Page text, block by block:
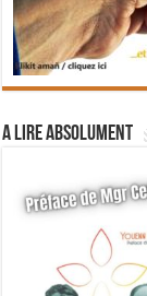
A lire absolument